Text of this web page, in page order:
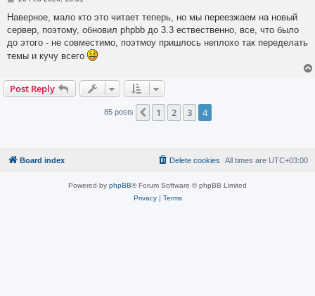
s
Наверное, мало кто это читает теперь, но мы переезжаем на новый
сервер, поэтому, обновил phpbb до 3.3 ествественно, все, что было
до этого - не совместимо, поэтмоу пришлось неплохо так переделать
темы и кучу всего
Post Reply
85 posts Previous
1 2 3 4
Board index All times are UTC+03:00
Delete cookies
Powered by phpBB® Forum Software © phpBB Limited
Privacy| Terms